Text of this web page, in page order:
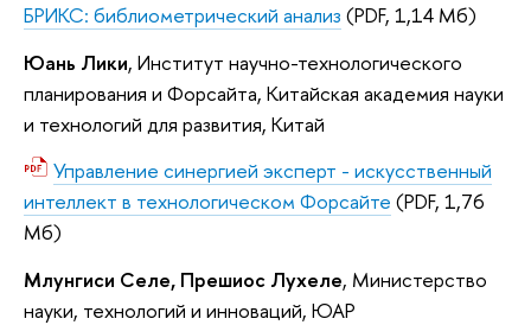
БРИКС: библиометрический анализ (PDF, 1,14 Мб)
Юань Лики, Институт научно-технологического
планирования и Форсайта, Китайская академия науки
и технологий для развития, Китай
Управление синергией эксперт - искусственный
интеллект в технологическом Форсайте (PDF, 1,76
Мб)
Млунгиси Селе, Прешиос Лухеле, Министерство
науки, технологий и инноваций, ЮАР